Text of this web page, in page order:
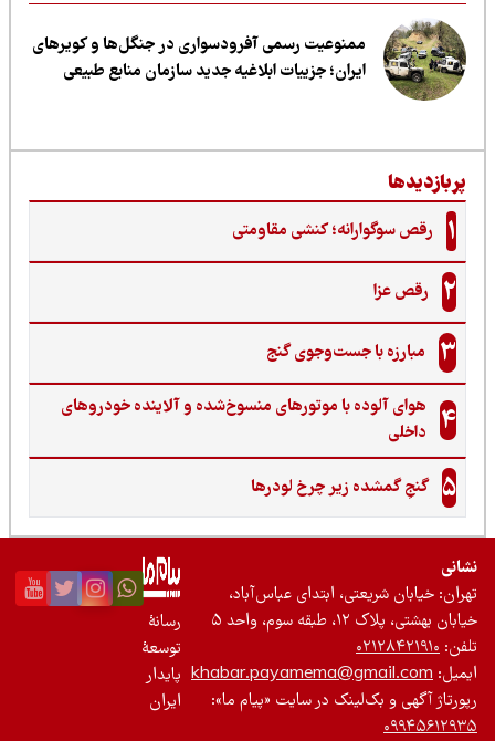
ممنوعیت رسمی آفرودسواری در جنگل‌ها و کویرهای
ایران؛ جزییات ابلاغیه جدید سازمان منابع طبیعی
رقص سوگوارانه؛ کنشی مقاومتی
رقص عزا
مبارزه با جست‌وجوی گنج‌
هوای آلوده با موتورهای منسوخ‌شده و آلاینده خودروهای
داخلی
گنجِ گمشده زیر چرخ لودرها
خیابان شریعتی، ابتدای عباس‌آباد،
بهشتی، پلاک ۱۲، طبقه سوم، واحد ۵
۰۲۱۲۸۴۲۱۹۱۰
khabar.payamema@gmail.com
آگهی و بک‌لینک در سایت «پیام ما»:
رسانۀ
توسعۀ
پایدار
ایران